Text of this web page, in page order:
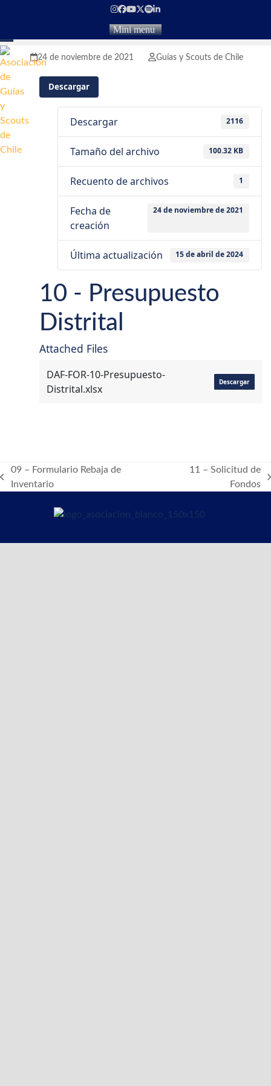
Instagram
Facebook
YouTube
Twitter
Spotify
LinkedIn
Mini menu
Open
mobile
menu
Close
mobile
menu
24 de noviembre de 2021 Guías y Scouts de Chile
Descargar
Descargar 2116
Tamaño del archivo 100.32 KB
Recuento de archivos 1
Fecha de
creación
24 de noviembre de 2021
Última actualización 15 de abril de 2024
10 - Presupuesto
Distrital
Attached Files
DAF-FOR-10-Presupuesto-
Distrital.xlsx
Descargar
previous
09 – Formulario Rebaja de
Inventario
11 – Solicitud de
Fondos